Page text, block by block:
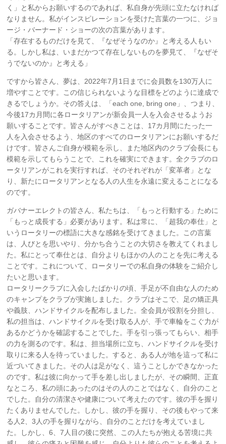
く」と私からお願いするのであれば、私自身が先頭に立たなければ
なりません。私がインスピレーションを受けた言葉の一つに、ジョ
ージ・バーナード・ショーの次の言葉があります。
「存在するものだけを見て、『なぜそうなのか』と考える人もい
る。しかし私は、いまだかつて存在しないものを夢見て、『なぜそ
うでないのか』と考える」
ですから皆さん、夢は、2022年7月1日までに会員数を130万人に
増やすことです。この信じられないような目標をどのように達成で
きるでしょうか。その答えは、「each one, bring one」、つまり、
今後17カ月間に各ロータリアンが新会員一人を入会させるようお
願いすることです。皆さんがすべきことは、17カ月間にたった一
人を入会させるよう、地区のすべてのロータリアンにお願いするだ
けです。皆さんご自身が模範を示し、また地区内のクラブ会長にも
模範を示してもらうことで、これを確実にできます。全クラブのロ
ータリアンがこれを実行すれば、そのそれぞれが「変革者」とな
り、新たにロータリアンとなる人の人生を永遠に変えることになる
のです。
ガバナーエレクトの皆さん、私たちは、「もっと行動する」ために
「もっと成長する」必要があります。私は常に、「超我の奉仕」と
いうロータリーの標語に大きな感銘を受けてきました。この言葉
は、人びとを思いやり、分かち合うことの大切さを教えてくれまし
た。私にとって奉仕とは、自分よりもほかの人のことを先に考える
ことです。これについて、ロータリーでの私自身の体験をご紹介し
たいと思います。
ロータリークラブに入会したばかりの頃、手足が不自由な人のため
のキャンプをクラブが実施しました。クラブはそこで、足の矯正具
や義肢、ハンドサイクルを配布しました。全会員が役割を分担し、
私の担当は、ハンドサイクルを受け取る人が、手で車輪をこぐ力が
あるかどうかを確認することでした。手を引っ張ってもらい、相手
の力を測るのです。私は、担当場所に立ち、ハンドサイクルを受け
取りに来る人を待っていました。すると、ある人が地を這って私に
近づいてきました。その人は足がなく、這うことしかできなかった
のです。私は彼に向かって手を差し出しましたが、その瞬間、正直
なところ、私の頭にあったのはその人のことではなく、自分のこと
でした。自分の清潔さや健康について考えたのです。彼の手を握り
たくありませんでした。しかし、彼の手を握り、その後もやって来
る人2、3人の手を握りながら、自分のことだけを考えていまし
た。しかし、6、7人目の後に突然、この人たちが抱える苦境に共